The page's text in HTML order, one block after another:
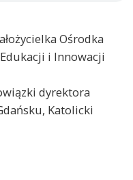
Ośrodka
i Innowacji
dyrektora
Katolicki